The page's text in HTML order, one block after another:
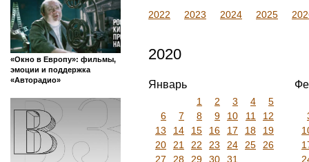
«Окно в Европу»: фильмы,
эмоции и поддержка
«Авторадио»
2022
2023 2024 2025
2020
Январь
1 2 3 4
5
6
7 8 9 10 11
12
13
14 15 16 17 18
19
20
21 22 23 24 25
26
27
28 29 30 31